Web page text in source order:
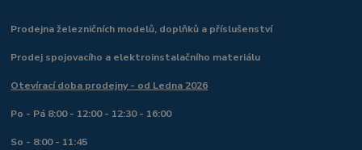
Prodejna železničních modelů, doplňků a příslušenství
Prodej spojovacího a elektroinstalačního materiálu
Otevírací doba prodejny - od Ledna 2026
Po - Pá 8:00 - 12:00 - 12:30 - 16:00
So - 8:00 - 11:45